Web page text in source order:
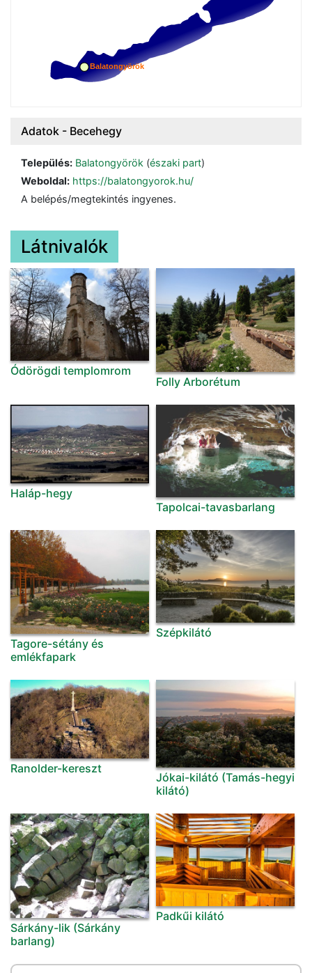
Adatok - Becehegy
Település: Balatongyörök (északi part)
Weboldal: https://balatongyorok.hu/
A belépés/megtekintés ingyenes.
Látnivalók
Ódörögdi templomrom
Folly Arborétum
Haláp-hegy
Tapolcai-tavasbarlang
Tagore-sétány és
emlékfapark
Szépkilátó
Ranolder-kereszt
Jókai-kilátó (Tamás-hegyi
kilátó)
Sárkány-lik (Sárkány
barlang)
Padkűi kilátó